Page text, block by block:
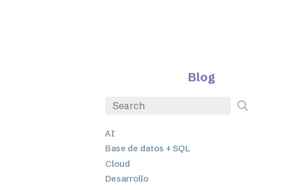
Blog
AI
Base de datos + SQL
Cloud
Desarrollo